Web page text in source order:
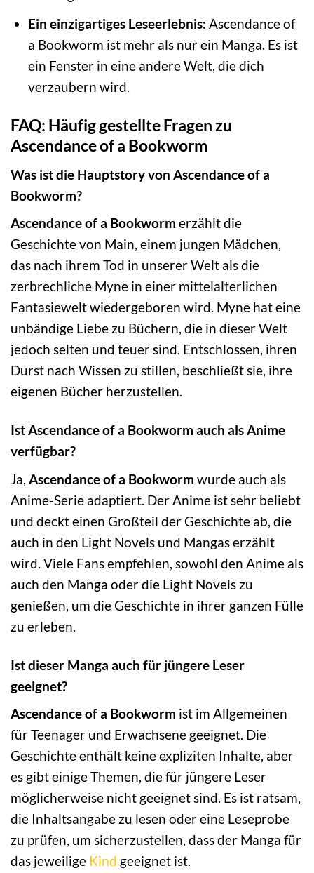
Ein einzigartiges Leseerlebnis: Ascendance of
a Bookworm ist mehr als nur ein Manga. Es ist
ein Fenster in eine andere Welt, die dich
verzaubern wird.
FAQ: Häufig gestellte Fragen zu
Ascendance of a Bookworm
Was ist die Hauptstory von Ascendance of a
Bookworm?
Ascendance of a Bookworm erzählt die
Geschichte von Main, einem jungen Mädchen,
das nach ihrem Tod in unserer Welt als die
zerbrechliche Myne in einer mittelalterlichen
Fantasiewelt wiedergeboren wird. Myne hat eine
unbändige Liebe zu Büchern, die in dieser Welt
jedoch selten und teuer sind. Entschlossen, ihren
Durst nach Wissen zu stillen, beschließt sie, ihre
eigenen Bücher herzustellen.
Ist Ascendance of a Bookworm auch als Anime
verfügbar?
Ja, Ascendance of a Bookworm wurde auch als
Anime-Serie adaptiert. Der Anime ist sehr beliebt
und deckt einen Großteil der Geschichte ab, die
auch in den Light Novels und Mangas erzählt
wird. Viele Fans empfehlen, sowohl den Anime als
auch den Manga oder die Light Novels zu
genießen, um die Geschichte in ihrer ganzen Fülle
zu erleben.
Ist dieser Manga auch für jüngere Leser
geeignet?
Ascendance of a Bookworm ist im Allgemeinen
für Teenager und Erwachsene geeignet. Die
Geschichte enthält keine expliziten Inhalte, aber
es gibt einige Themen, die für jüngere Leser
möglicherweise nicht geeignet sind. Es ist ratsam,
die Inhaltsangabe zu lesen oder eine Leseprobe
zu prüfen, um sicherzustellen, dass der Manga für
das jeweilige Kind geeignet ist.